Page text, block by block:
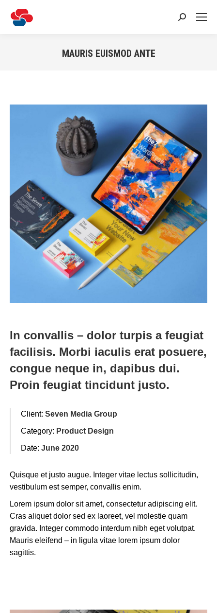
Recherche
MAURIS EUISMOD ANTE
In convallis – dolor turpis a feugiat
facilisis. Morbi iaculis erat posuere,
congue neque in, dapibus dui.
Proin feugiat tincidunt justo.
Client: Seven Media Group
Category: Product Design
Date: June 2020
Quisque et justo augue. Integer vitae lectus sollicitudin,
vestibulum est semper, convallis enim.
Lorem ipsum dolor sit amet, consectetur adipiscing elit.
Cras aliquet dolor sed ex laoreet, vel molestie quam
gravida. Integer commodo interdum nibh eget volutpat.
Mauris eleifend – in ligula vitae lorem ipsum dolor
sagittis.